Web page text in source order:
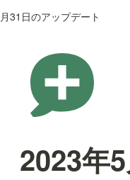
31日のアップデート
2023年